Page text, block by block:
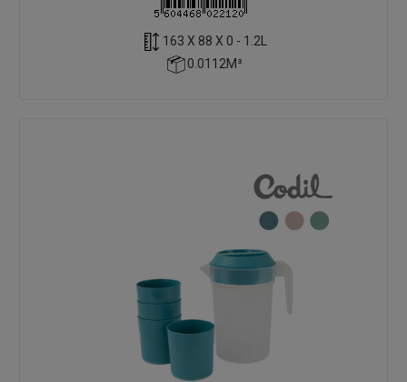
163 X 88 X 0 - 1.2L
0.0112M³